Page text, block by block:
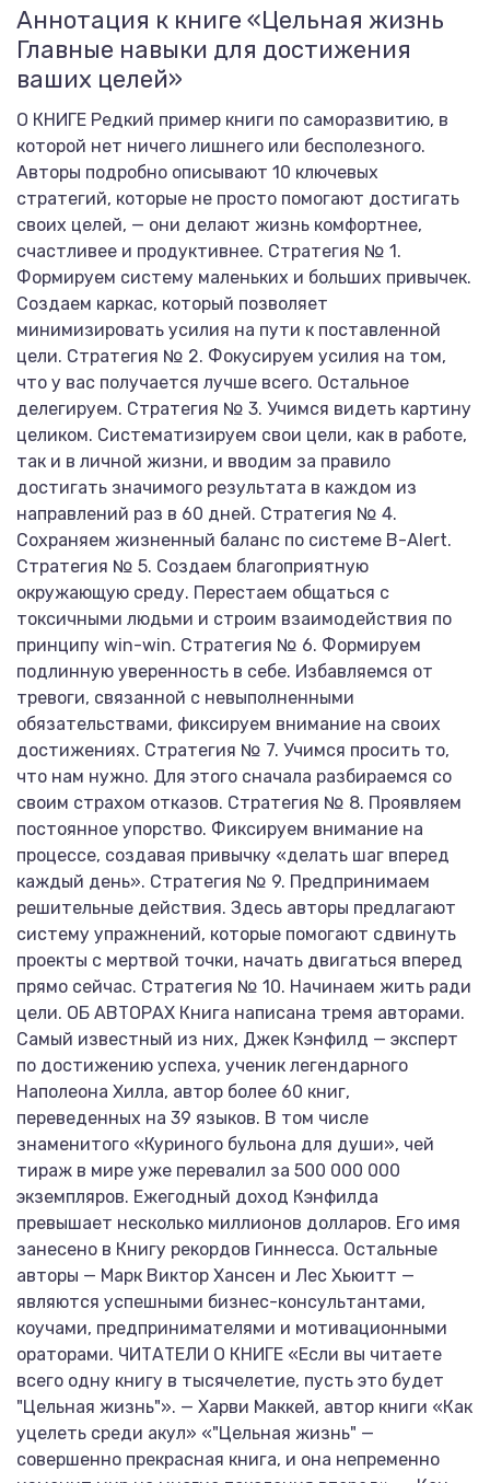
Аннотация к книге «Цельная жизнь
Главные навыки для достижения
ваших целей»
О КНИГЕ Редкий пример книги по саморазвитию, в
которой нет ничего лишнего или бесполезного.
Авторы подробно описывают 10 ключевых
стратегий, которые не просто помогают достигать
своих целей, — они делают жизнь комфортнее,
счастливее и продуктивнее. Стратегия № 1.
Формируем систему маленьких и больших привычек.
Создаем каркас, который позволяет
минимизировать усилия на пути к поставленной
цели. Стратегия № 2. Фокусируем усилия на том,
что у вас получается лучше всего. Остальное
делегируем. Стратегия № 3. Учимся видеть картину
целиком. Систематизируем свои цели, как в работе,
так и в личной жизни, и вводим за правило
достигать значимого результата в каждом из
направлений раз в 60 дней. Стратегия № 4.
Сохраняем жизненный баланс по системе B-Alert.
Стратегия № 5. Создаем благоприятную
окружающую среду. Перестаем общаться с
токсичными людьми и строим взаимодействия по
принципу win-win. Стратегия № 6. Формируем
подлинную уверенность в себе. Избавляемся от
тревоги, связанной с невыполненными
обязательствами, фиксируем внимание на своих
достижениях. Стратегия № 7. Учимся просить то,
что нам нужно. Для этого сначала разбираемся со
своим страхом отказов. Стратегия № 8. Проявляем
постоянное упорство. Фиксируем внимание на
процессе, создавая привычку «делать шаг вперед
каждый день». Стратегия № 9. Предпринимаем
решительные действия. Здесь авторы предлагают
систему упражнений, которые помогают сдвинуть
проекты с мертвой точки, начать двигаться вперед
прямо сейчас. Стратегия № 10. Начинаем жить ради
цели. ОБ АВТОРАХ Книга написана тремя авторами.
Самый известный из них, Джек Кэнфилд — эксперт
по достижению успеха, ученик легендарного
Наполеона Хилла, автор более 60 книг,
переведенных на 39 языков. В том числе
знаменитого «Куриного бульона для души», чей
тираж в мире уже перевалил за 500 000 000
экземпляров. Ежегодный доход Кэнфилда
превышает несколько миллионов долларов. Его имя
занесено в Книгу рекордов Гиннесса. Остальные
авторы — Марк Виктор Хансен и Лес Хьюитт —
являются успешными бизнес-консультантами,
коучами, предпринимателями и мотивационными
ораторами. ЧИТАТЕЛИ О КНИГЕ «Если вы читаете
всего одну книгу в тысячелетие, пусть это будет
"Цельная жизнь"». — Харви Маккей, автор книги «Как
уцелеть среди акул» «"Цельная жизнь" —
совершенно прекрасная книга, и она непременно